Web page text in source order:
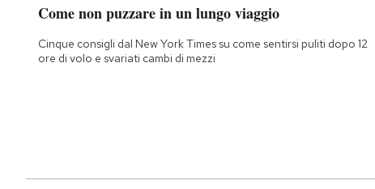
Come non puzzare in un lungo viaggio
Cinque consigli dal New York Times su come sentirsi puliti dopo 12
ore di volo e svariati cambi di mezzi